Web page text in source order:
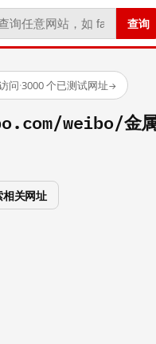
查询
问·3000 个已测试网址→
weibo/金属
关网址